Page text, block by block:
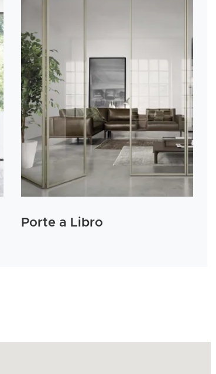
Porte a Libro